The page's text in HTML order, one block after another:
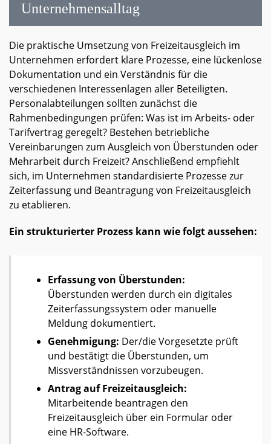
Unternehmensalltag
Die praktische Umsetzung von Freizeitausgleich im
Unternehmen erfordert klare Prozesse, eine lückenlose
Dokumentation und ein Verständnis für die
verschiedenen Interessenlagen aller Beteiligten.
Personalabteilungen sollten zunächst die
Rahmenbedingungen prüfen: Was ist im Arbeits- oder
Tarifvertrag geregelt? Bestehen betriebliche
Vereinbarungen zum Ausgleich von Überstunden oder
Mehrarbeit durch Freizeit? Anschließend empfiehlt
sich, im Unternehmen standardisierte Prozesse zur
Zeiterfassung und Beantragung von Freizeitausgleich
zu etablieren.
Ein strukturierter Prozess kann wie folgt aussehen:
Erfassung von Überstunden:
Überstunden werden durch ein digitales
Zeiterfassungssystem oder manuelle
Meldung dokumentiert.
Genehmigung: Der/die Vorgesetzte prüft
und bestätigt die Überstunden, um
Missverständnissen vorzubeugen.
Antrag auf Freizeitausgleich:
Mitarbeitende beantragen den
Freizeitausgleich über ein Formular oder
eine HR-Software.